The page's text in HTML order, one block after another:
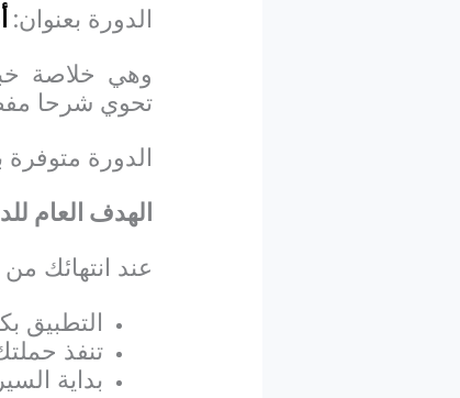
الدورة بعنوان:
وهي خلاصة
تحوي شرحا
الدورة
الهدف العام
عند انتهائك
التطبيق
تنفذ
بداية